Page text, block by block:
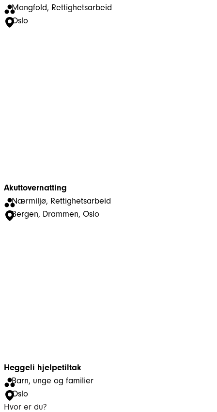
Mangfold, Rettighetsarbeid
Oslo
Akuttovernatting
Nærmiljø, Rettighetsarbeid
Bergen, Drammen, Oslo
Heggeli hjelpetiltak
Barn, unge og familier
Oslo
Hvor er du?